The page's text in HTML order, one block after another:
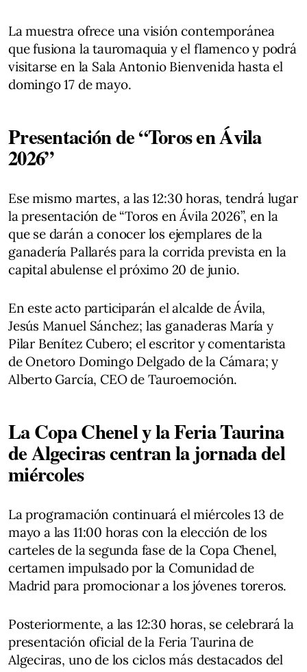
La muestra ofrece una visión contemporánea
que fusiona la tauromaquia y el flamenco y podrá
visitarse en la Sala Antonio Bienvenida hasta el
domingo 17 de mayo.
Presentación de “Toros en Ávila
2026”
Ese mismo martes, a las 12:30 horas, tendrá lugar
la presentación de “Toros en Ávila 2026”, en la
que se darán a conocer los ejemplares de la
ganadería Pallarés para la corrida prevista en la
capital abulense el próximo 20 de junio.
En este acto participarán el alcalde de Ávila,
Jesús Manuel Sánchez; las ganaderas María y
Pilar Benítez Cubero; el escritor y comentarista
de Onetoro Domingo Delgado de la Cámara; y
Alberto García, CEO de Tauroemoción.
La Copa Chenel y la Feria Taurina
de Algeciras centran la jornada del
miércoles
La programación continuará el miércoles 13 de
mayo a las 11:00 horas con la elección de los
carteles de la segunda fase de la Copa Chenel,
certamen impulsado por la Comunidad de
Madrid para promocionar a los jóvenes toreros.
Posteriormente, a las 12:30 horas, se celebrará la
presentación oficial de la Feria Taurina de
Algeciras, uno de los ciclos más destacados del